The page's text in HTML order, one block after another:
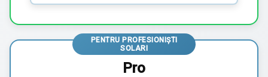
PENTRU PROFESIONIȘTI
SOLARI
Pro